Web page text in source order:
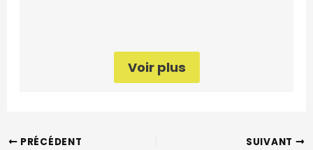
Voir plus
PRÉCÉDENT SUIVANT